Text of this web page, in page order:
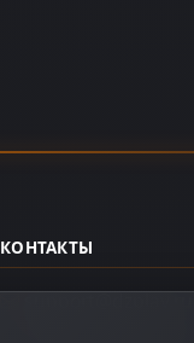
КОНТАКТЫ
support@dzplay.ru